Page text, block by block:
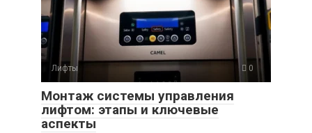
Лифты 0
Монтаж системы управления
лифтом: этапы и ключевые
аспекты